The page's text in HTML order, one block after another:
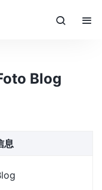
Blog
息